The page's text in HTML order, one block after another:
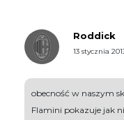
Roddick
13 stycznia
obecność w naszym
Flamini pokazuje jak